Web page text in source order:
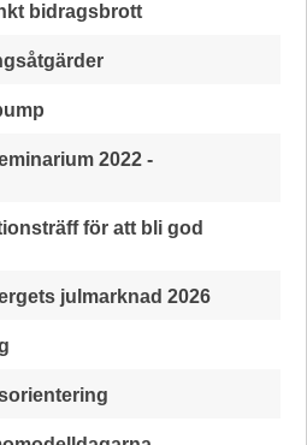
bidragsbrott
2022 -
för att bli god
julmarknad 2026